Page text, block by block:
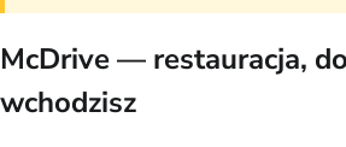
McDrive — restauracja,
wchodzisz